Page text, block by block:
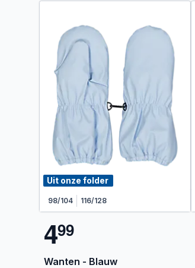
Uit onze folder
98/104 116/128
499
Wanten - Blauw